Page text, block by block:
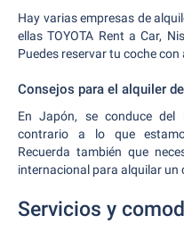
Hay varias empresas de
ellas TOYOTA Rent a Car,
Puedes reservar tu coche
Consejos para el alquiler
En Japón, se conduce
contrario a lo que
Recuerda también que
internacional para alquilar un
Servicios y